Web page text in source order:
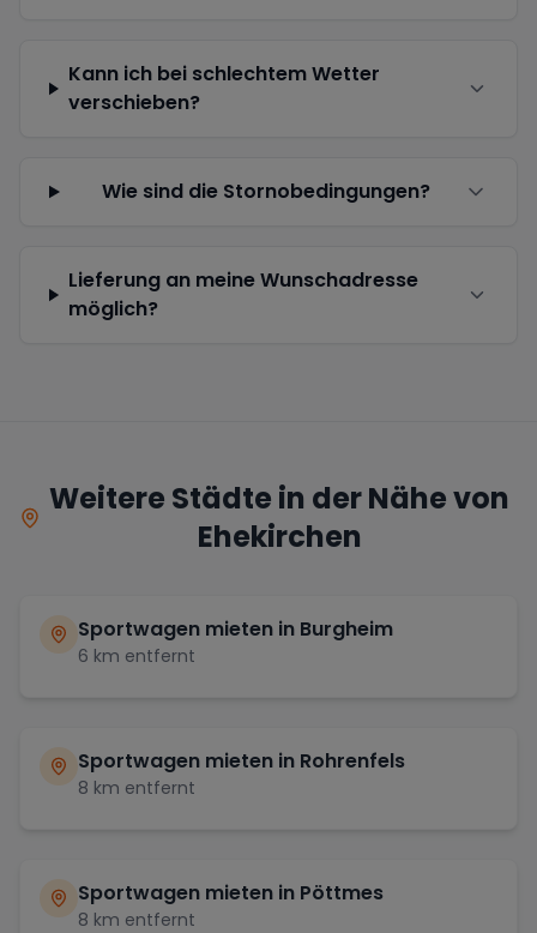
Kann ich bei schlechtem Wetter
verschieben?
Wie sind die Stornobedingungen?
Lieferung an meine Wunschadresse
möglich?
Weitere Städte in der Nähe von
Ehekirchen
Sportwagen mieten in Burgheim
6 km entfernt
Sportwagen mieten in Rohrenfels
8 km entfernt
Sportwagen mieten in Pöttmes
8 km entfernt